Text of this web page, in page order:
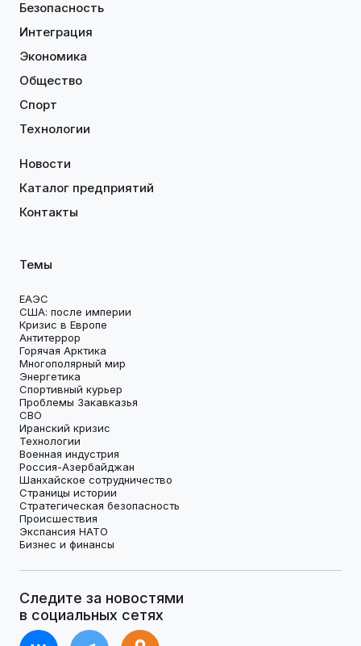
Безопасность
Интеграция
Экономика
Общество
Спорт
Технологии
Новости
Каталог предприятий
Контакты
Темы
ЕАЭС
США: после империи
Кризис в Европе
Антитеррор
Горячая Арктика
Многополярный мир
Энергетика
Спортивный курьер
Проблемы Закавказья
СВО
Иранский кризис
Технологии
Военная индустрия
Россия-Азербайджан
Шанхайское сотрудничество
Страницы истории
Стратегическая безопасность
Происшествия
Экспансия НАТО
Бизнес и финансы
Следите за новостями
в социальных сетях